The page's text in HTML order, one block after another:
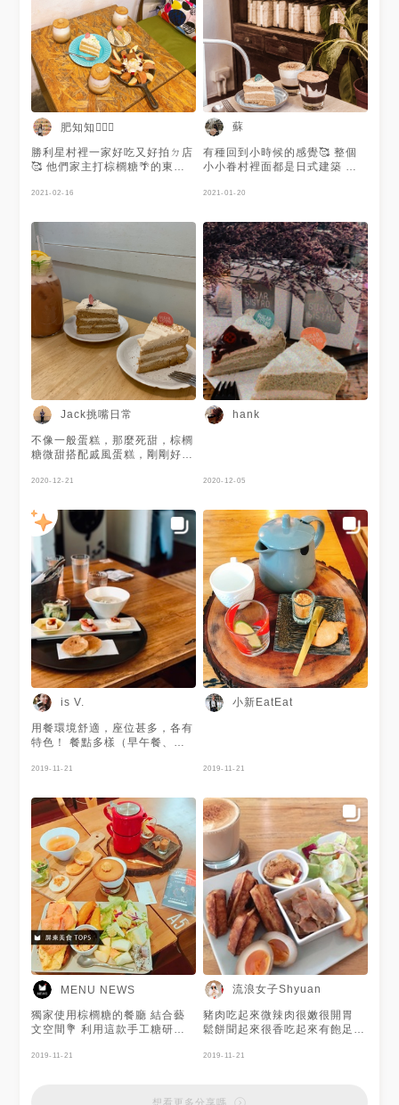
肥知知🙋🏻‍♀️
勝利星村裡一家好吃又好拍ㄉ店
🥰 他們家主打棕櫚糖🌴的東
在裡面，我個人很喜歡棕櫚糖生
普通💁🏻‍♀️ 📍棕櫚糖鮮奶茶$160
📍泰式奶茶$160 📍棕櫚糖生吐
司$120 📍棕櫚糖生起司$120
📍棕櫚糖戚風$130 📍香橙野莓
蘋果棕櫚糖鬆餅$270
2021-02-16
蘇
有種回到小時候的感覺🥰 整個
小小眷村裡面都是日式建築 這
整間店的感覺好好 下午待在這
糖 都是用棕櫚糖 我媽超愛他們
的鬆餅 她說是她吃過最好吃的
鬆餅(？ 我是衝著巧克力歐蕾來
的 真的太可愛了(˶‾᷄ ⁻̫ ‾᷅˵) 苦甜苦
甜的很棒🥰 - 好來 小知識來了
ψ(｀∇´)ψ 棕櫚糖是營養豐富的
有機食品，手工熬制加上不經過
高度提煉，除了碳水化合物，還
保留了大量的鐵、磷、鈣等礦物
質和微量元素，胺基酸含量也非
常高，還含具有抗氧化作用的多
酚、蛋白質和微量脂肪 好 重點
就是 棕櫚糖很健康 比蔗糖不容
易胖
2021-01-20
Jack挑嘴日常
不像一般蛋糕，那麼死甜，棕櫚
糖微甜搭配戚風蛋糕，剛剛好的
2020-12-21
hank
2020-12-05
is V.
用餐環境舒適，座位甚多，各有
特色！ 餐點多樣（早午餐、甜
利麵），很適合聚餐！ #必二訪
2019-11-21
小新EatEat
2019-11-21
MENU NEWS
獨家使用棕櫚糖的餐廳 結合藝
文空間💐 利用這款手工糖研發
食🥗義大利麵🍝南洋鍋物🍲主廚
2019-11-21
流浪女子Shyuan
豬肉吃起來微辣肉很嫩很開胃
鬆餅聞起來很香吃起來有飽足感
的拿鐵 沒有讓我印象深刻的感
小貴😂 #屏東
2019-11-21
想看更多分享嗎